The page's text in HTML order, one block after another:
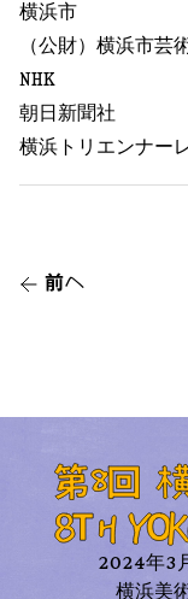
横浜市
（公財）横浜市芸
NHK
朝日新聞社
横浜トリエンナー
前へ
2024年3
横浜美